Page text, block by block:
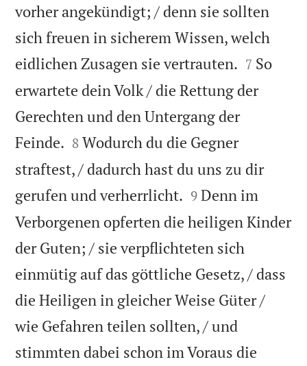
vorher angekündigt; / denn sie sollten
sich freuen in sicherem Wissen, welch
eidlichen Zusagen sie vertrauten. 

7 So
erwartete dein Volk / die Rettung der
Gerechten und den Untergang der
Feinde. 

8 Wodurch du die Gegner
straftest, / dadurch hast du uns zu dir
gerufen und verherrlicht. 

9 Denn im
Verborgenen opferten die heiligen Kinder
der Guten; / sie verpflichteten sich
einmütig auf das göttliche Gesetz, / dass
die Heiligen in gleicher Weise Güter /
wie Gefahren teilen sollten, / und
stimmten dabei schon im Voraus die